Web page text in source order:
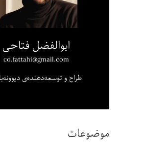
ابوالفضل فتاحی
co.fattahi@gmail.com
طراح و توسعه‌دهنده‌ی
موضوعات